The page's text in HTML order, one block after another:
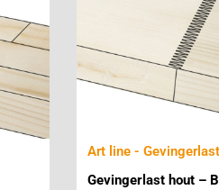
Art line - Gevingerlast
Gevingerlast hout –